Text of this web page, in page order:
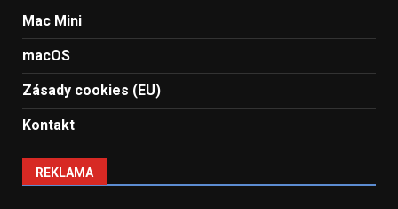
Mac Mini
macOS
Zásady cookies (EU)
Kontakt
REKLAMA